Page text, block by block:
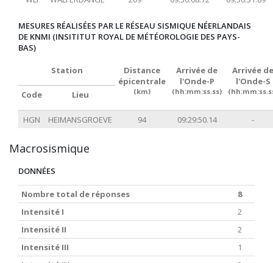
MESURES RÉALISÉES PAR LE RÉSEAU SISMIQUE NÉERLANDAIS
DE KNMI (INSITITUT ROYAL DE MÉTÉOROLOGIE DES PAYS-
BAS)
Station
Distance
épicentrale
(km)
Arrivée de
l'Onde-P
(hh:mm:ss.ss)
Arrivée de
l'Onde-S
Code Lieu
HGN HEIMANSGROEVE 94 09:29:50.14 -
Macrosismique
DONNÉES
Nombre total de réponses
8
Intensité I
2
Intensité II
2
Intensité III
1